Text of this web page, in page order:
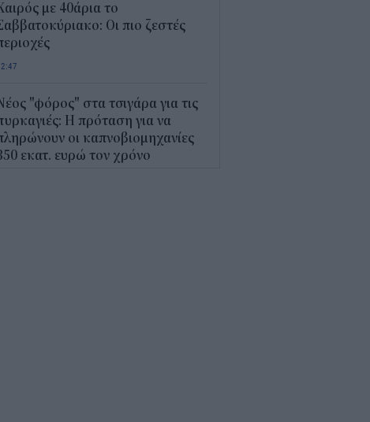
με 40άρια το
Οι πιο ζεστές
"φόρος" στα τσιγάρα για τις
Η πρόταση για να
οι καπνοβιομηχανίες
εκατ. ευρώ τον χρόνο